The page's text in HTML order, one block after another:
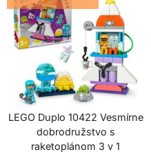
LEGO Duplo 10422 Vesmírne
dobrodružstvo s
raketoplánom 3 v 1